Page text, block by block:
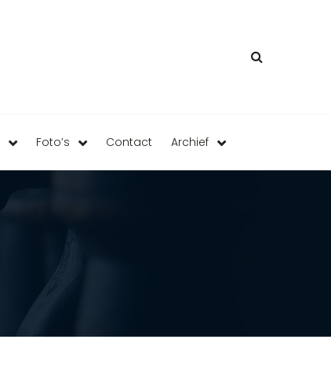
Foto’s Contact Archief